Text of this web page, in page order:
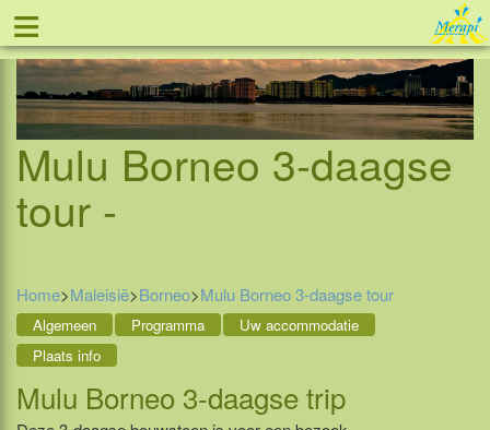
≡ Tel: 088 - 81 11 999
Mulu Borneo 3-daagse
tour -
Home>Maleisië>Borneo>Mulu Borneo 3-daagse tour
Algemeen Programma
Uw accommodatie
Plaats info
Mulu Borneo 3-daagse trip